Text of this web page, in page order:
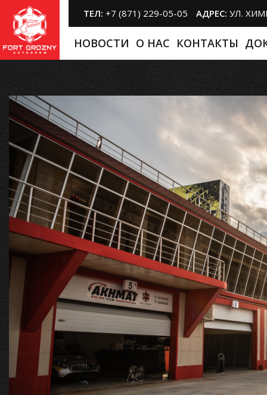
ТЕЛ: +7 (871) 229-05-05 АДРЕС: УЛ.
НОВОСТИ O НАС КОНТАКТЫ